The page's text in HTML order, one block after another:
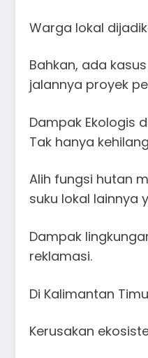
Warga lokal
Bahkan, ada
jalannya proyek
​Dampak Ekologis
​Tak hanya
Alih fungsi hutan
suku lokal lainnya
​Dampak
reklamasi.
Di Kalimantan
Kerusakan